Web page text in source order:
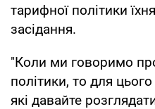
тарифної політики
засідання.
"Коли ми говоримо
політики, то для
які давайте